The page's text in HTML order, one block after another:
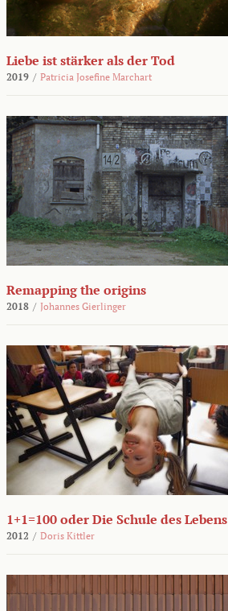
Liebe ist stärker als der Tod
2019 / Patricia Josefine Marchart
Remapping the origins
2018 / Johannes Gierlinger
1+1=100 oder Die Schule des Lebens
2012 / Doris Kittler